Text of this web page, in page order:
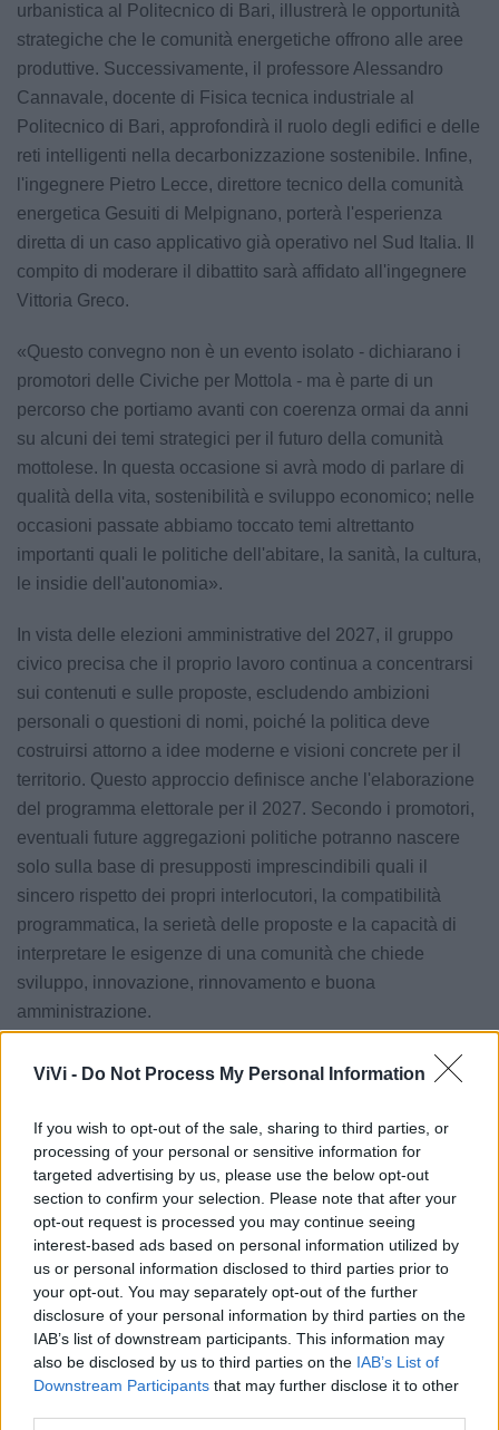
ViVi - Do Not Process My Personal Information
If you wish to opt-out of the sale, sharing to third parties, or
processing of your personal or sensitive information for
targeted advertising by us, please use the below opt-out
section to confirm your selection. Please note that after your
opt-out request is processed you may continue seeing
interest-based ads based on personal information utilized by
us or personal information disclosed to third parties prior to
your opt-out. You may separately opt-out of the further
disclosure of your personal information by third parties on the
IAB’s list of downstream participants. This information may
also be disclosed by us to third parties on the IAB’s List of
Downstream Participants that may further disclose it to other
urbanistica al Politecnico di Bari, illustrerà le opportunità
strategiche che le comunità energetiche offrono alle aree
produttive. Successivamente, il professore Alessandro
Cannavale, docente di Fisica tecnica industriale al
Politecnico di Bari, approfondirà il ruolo degli edifici e delle
reti intelligenti nella decarbonizzazione sostenibile. Infine,
l'ingegnere Pietro Lecce, direttore tecnico della comunità
energetica Gesuiti di Melpignano, porterà l'esperienza
diretta di un caso applicativo già operativo nel Sud Italia. Il
compito di moderare il dibattito sarà affidato all'ingegnere
Vittoria Greco.
«Questo convegno non è un evento isolato - dichiarano i
promotori delle Civiche per Mottola - ma è parte di un
percorso che portiamo avanti con coerenza ormai da anni
su alcuni dei temi strategici per il futuro della comunità
mottolese. In questa occasione si avrà modo di parlare di
qualità della vita, sostenibilità e sviluppo economico; nelle
occasioni passate abbiamo toccato temi altrettanto
importanti quali le politiche dell'abitare, la sanità, la cultura,
le insidie dell'autonomia».
In vista delle elezioni amministrative del 2027, il gruppo
civico precisa che il proprio lavoro continua a concentrarsi
sui contenuti e sulle proposte, escludendo ambizioni
personali o questioni di nomi, poiché la politica deve
costruirsi attorno a idee moderne e visioni concrete per il
territorio. Questo approccio definisce anche l'elaborazione
del programma elettorale per il 2027. Secondo i promotori,
eventuali future aggregazioni politiche potranno nascere
solo sulla base di presupposti imprescindibili quali il
sincero rispetto dei propri interlocutori, la compatibilità
programmatica, la serietà delle proposte e la capacità di
interpretare le esigenze di una comunità che chiede
sviluppo, innovazione, rinnovamento e buona
amministrazione.
Le notizie del giorno sul tuo smartphone
città direttamente sul tuo smartphone. Scarica Telegram
eclicca qui
Farmacia di turno
Cimitero
LE INFO UTILI DI MOTTOLA